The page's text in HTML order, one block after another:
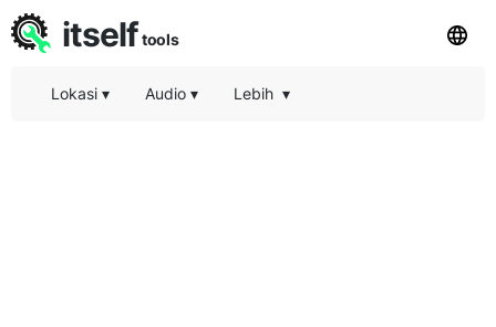
itselftools
Lokasi ▾ Audio ▾ Lebih ▾